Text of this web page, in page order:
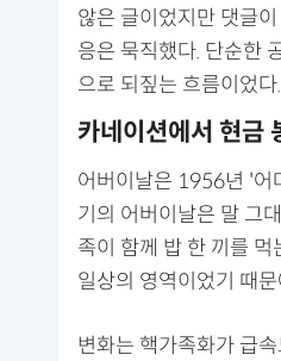
않은 글이었지만 댓글
응은 묵직했다. 단순한
으로 되짚는 흐름이었다.
카네이션에서 현금
어버이날은 1956년 '어
기의 어버이날은 말 그
족이 함께 밥 한 끼를
일상의 영역이었기 때
변화는 핵가족화가 급